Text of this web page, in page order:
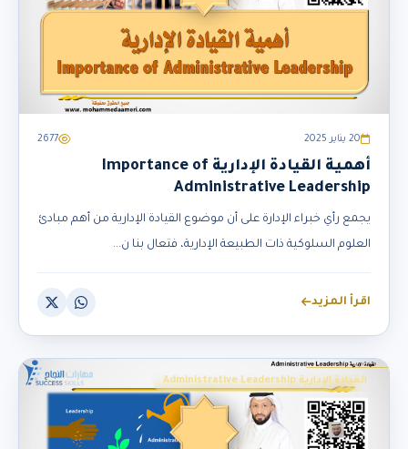
20 يناير 2025 2677
أهمية القيادة الإدارية Importance of
Administrative Leadership
يجمع رأي خبراء الإدارة على أن موضوع القيادة الإدارية من أهم مبادئ
العلوم السلوكية ذات الطبيعة الإدارية، فتعال بنا ن...
اقرأ المزيد
القيادة الإدارية Administrative Leadership